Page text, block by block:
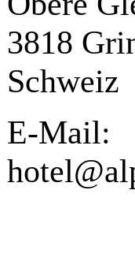
3818
Schweiz
E-Mail: